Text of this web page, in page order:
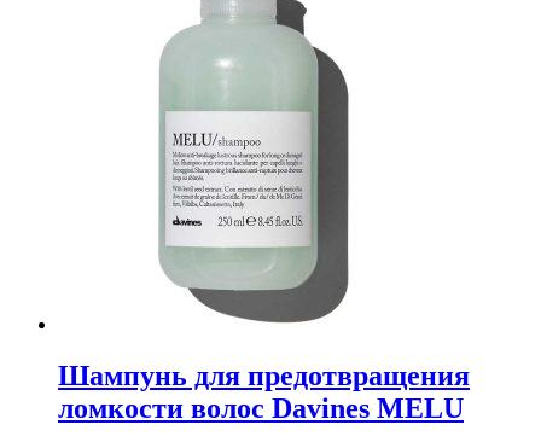
Шампунь для предотвращения
ломкости волос Davines MELU